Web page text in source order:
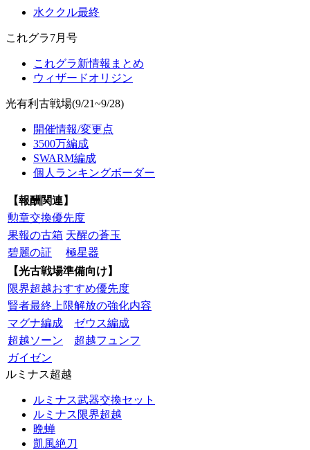
水ククル最終
これグラ7月号
これグラ新情報まとめ
ウィザードオリジン
光有利古戦場(9/21~9/28)
開催情報/変更点
3500万編成
SWARM編成
個人ランキングボーダー
【報酬関連】
勲章交換優先度
果報の古箱 天醒の蒼玉
碧麗の証
極星器
【光古戦場準備向け】
限界超越おすすめ優先度
賢者最終上限解放の強化内容
マグナ編成
ゼウス編成
超越ソーン
超越フュンフ
ガイゼン
ルミナス超越
ルミナス武器交換セット
ルミナス限界超越
晩蝉
凱風絶刀